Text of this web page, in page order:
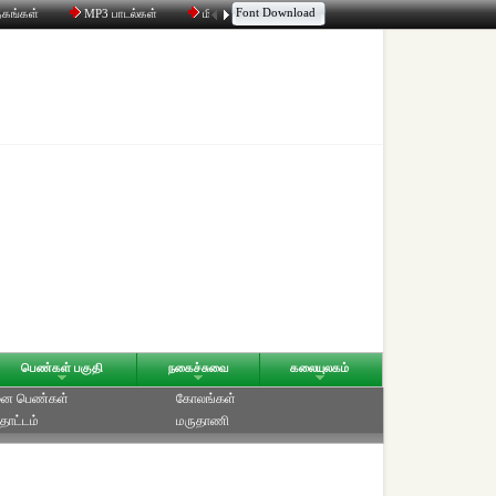
MP3 பாடல்கள் மின்னஞ்சல் திரட்டி உரையாடல்
Font Download
பெண்கள் பகுதி நகைச்சுவை கலையுலகம்
பெண்கள்
கோலங்கள்
மருதாணி